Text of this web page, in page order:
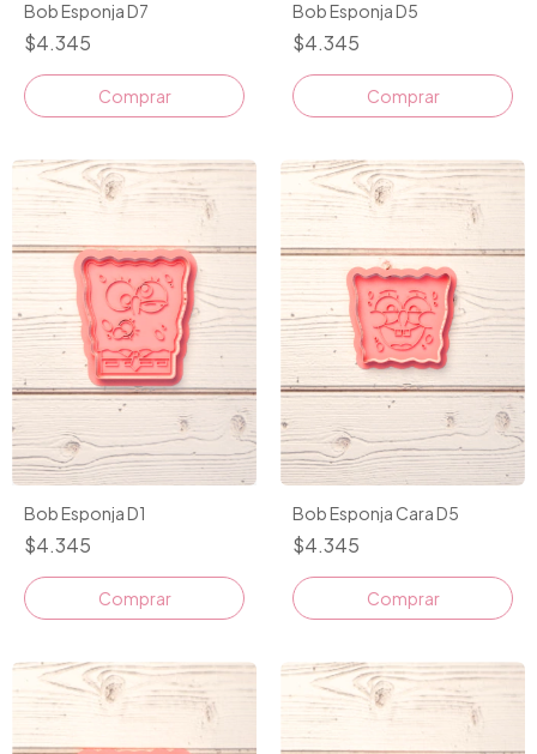
Bob Esponja D7
$4.345
Comprar
Bob Esponja D5
$4.345
Comprar
Bob Esponja D1
$4.345
Comprar
Bob Esponja Cara D5
$4.345
Comprar